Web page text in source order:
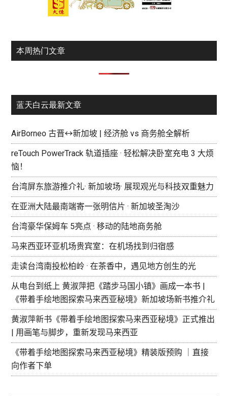
本周热门文章
蓝天白云最新文章
AirBorneo 古晋↔新加坡 | 经济舱 vs 商务舱全解析
reTouch PowerTrack 轨道插座 · 轻松解决卧室充电 3 大烦
恼！
台湾屏东旅游推介礼· 新加坡场· 展现观光与科技双重魅力
在亚洲大陆最南端寄一张明信片 · 新加坡圣淘沙
台湾豪华保姆车 5亮点 · 移动的陆地商务舱
马来西亚环亚机场贵宾室：在机场找到归宿感
走读台湾南投松柏岭 · 在茶香中，遇见地方创生的光
从电台到纸上 黄淑萍把《踏步马国小镇》画成一本书 |
《带着手绘地图探索马来西亚秘境》新加坡场新书推介礼
黄淑萍新书《带着手绘地图探索马来西亚秘境》正式推出
| 用画笔与脚步，重新发现马来西亚
《带着手绘地图探索马来西亚秘境》精装版预购 ｜直接
向作者下单